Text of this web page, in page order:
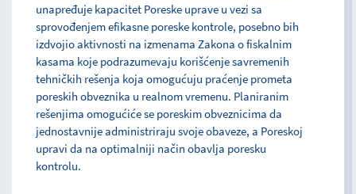
unapređuje kapacitet Poreske uprave u vezi sa
sprovođenjem efikasne poreske kontrole, posebno bih
izdvojio aktivnosti na izmenama Zakona o fiskalnim
kasama koje podrazumevaju korišćenje savremenih
tehničkih rešenja koja omogućuju praćenje prometa
poreskih obveznika u realnom vremenu. Planiranim
rešenjima omogućiće se poreskim obveznicima da
jednostavnije administriraju svoje obaveze, a Poreskoj
upravi da na optimalniji način obavlja poresku
kontrolu.